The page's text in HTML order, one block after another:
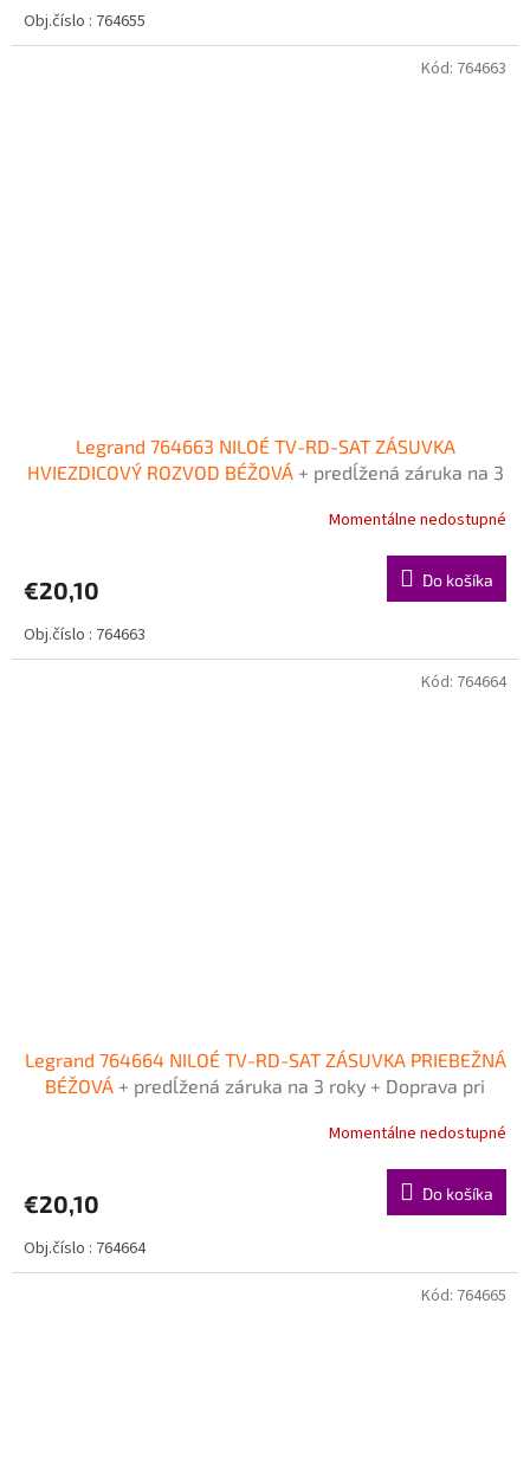
Obj.číslo : 764655
Legrand 764663 NILOÉ TV-RD-SAT ZÁSUVKA
HVIEZDICOVÝ ROZVOD BÉŽOVÁ + predĺžená záruka na 3
Momentálne nedostupné
€20,10 Do košíka
Obj.číslo : 764663
Kód: 764663
Legrand 764664 NILOÉ TV-RD-SAT ZÁSUVKA PRIEBEŽNÁ
BÉŽOVÁ + predĺžená záruka na 3 roky + Doprava pri
Momentálne nedostupné
€20,10 Do košíka
Obj.číslo : 764664
Kód: 764664
Kód: 764665